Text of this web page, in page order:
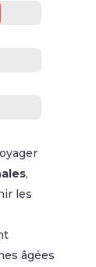
,
les
âgées